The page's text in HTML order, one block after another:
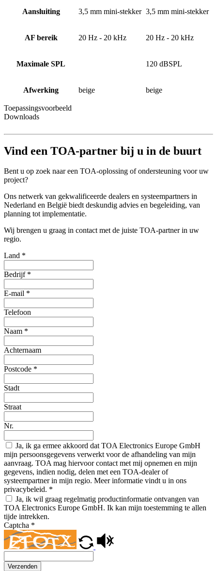
Aansluiting 3,5 mm mini-stekker 3,5 mm mini-stekker
AF bereik 20 Hz - 20 kHz 20 Hz - 20 kHz
Maximale SPL 120 dBSPL
Afwerking beige beige
Toepassingsvoorbeeld
Downloads
Vind een TOA-partner bij u in de buurt
Bent u op zoek naar een TOA-oplossing of ondersteuning voor uw
project?
Ons netwerk van gekwalificeerde dealers en systeempartners in
Nederland en België biedt deskundig advies en begeleiding, van
planning tot implementatie.
Wij brengen u graag in contact met de juiste TOA-partner in uw
regio.
Land *
Bedrijf *
E-mail *
Telefoon
Naam *
Achternaam
Postcode *
Stadt
Straat
Nr.
Ja, ik ga ermee akkoord dat TOA Electronics Europe GmbH
mijn persoonsgegevens verwerkt voor de afhandeling van mijn
aanvraag. TOA mag hiervoor contact met mij opnemen en mijn
gegevens, indien nodig, delen met een TOA-dealer of
systeempartner in mijn regio. Meer informatie vindt u in ons
privacybeleid. *
Ja, ik wil graag regelmatig productinformatie ontvangen van
TOA Electronics Europe GmbH. Ik kan mijn toestemming te allen
tijde intrekken.
Captcha *
Verzenden